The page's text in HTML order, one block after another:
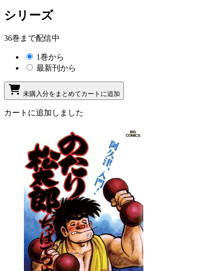
シリーズ
36巻まで配信中
1巻から
最新刊から
未購入分をまとめてカートに追加
カートに追加しました